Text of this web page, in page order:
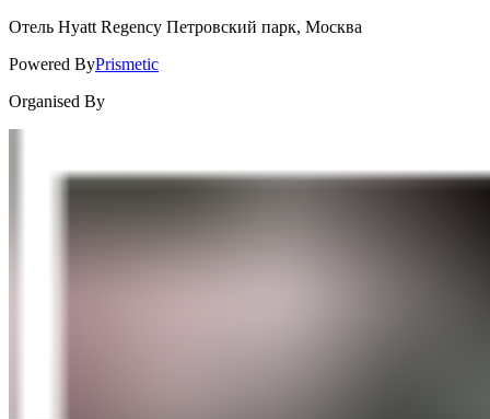
Отель Hyatt Regency Петровский парк, Москва
Powered ByPrismetic
Organised By